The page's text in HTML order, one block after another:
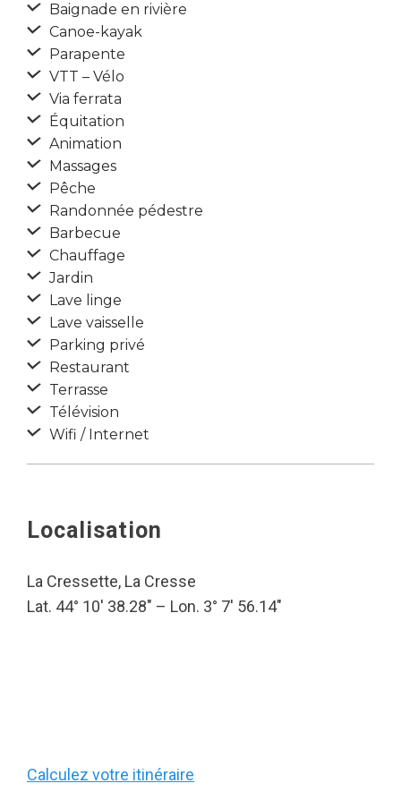
Baignade en rivière
Canoe-kayak
Parapente
VTT – Vélo
Via ferrata
Équitation
Animation
Massages
Pêche
Randonnée pédestre
Barbecue
Chauffage
Jardin
Lave linge
Lave vaisselle
Parking privé
Restaurant
Terrasse
Télévision
Wifi / Internet
Localisation
La Cressette, La Cresse
Lat. 44° 10′ 38.28″ – Lon. 3° 7′ 56.14″
Calculez votre itinéraire